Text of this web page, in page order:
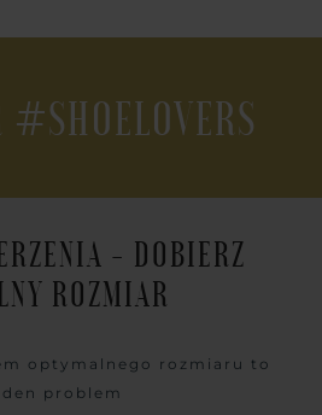
#SHOELOVERS
- DOBIERZ
ROZMIAR
optymalnego rozmiaru to
problem